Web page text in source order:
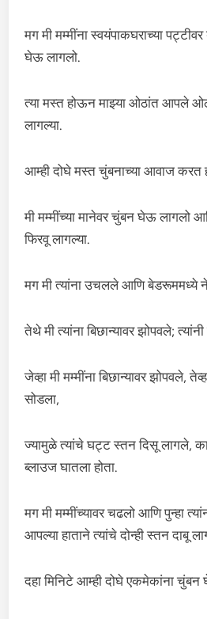
मग मी मम्मींना स्वयंपाकघराच्या
घेऊ लागलो.
त्या मस्त होऊन माझ्या ओठांत आपले
लागल्या.
आम्ही दोघे मस्त चुंबनाच्या आवाज करत
मी मम्मींच्या मानेवर चुंबन घेऊ लागलो
फिरवू लागल्या.
मग मी त्यांना उचलले आणि बेडरूममध्ये
तेथे मी त्यांना बिछान्यावर झोपवले;
जेव्हा मी मम्मींना बिछान्यावर झोपवले,
सोडला,
ज्यामुळे त्यांचे घट्ट स्तन दिसू लागले,
ब्लाउज घातला होता.
मग मी मम्मींच्यावर चढलो आणि पुन्हा
आपल्या हाताने त्यांचे दोन्ही स्तन दाबू
दहा मिनिटे आम्ही दोघे एकमेकांना चुंबन